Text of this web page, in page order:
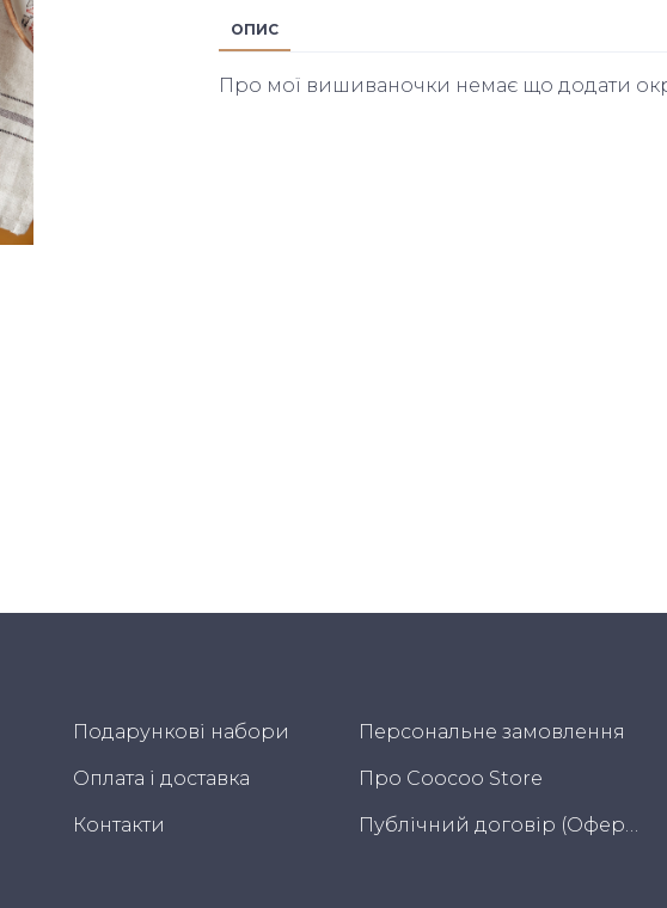
ОПИС
Про мої вишиваночки немає що додати
Подарункові набори
Оплата і доставка
Контакти
Персональне замовлення
Про Coocoo Store
Публічний договір (Оферта)